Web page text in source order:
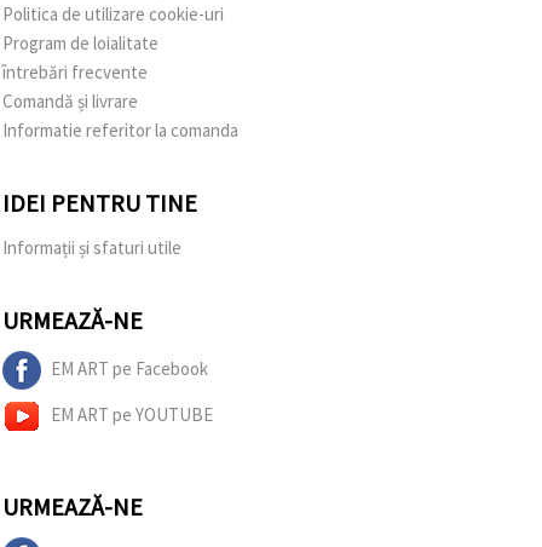
Politica de utilizare cookie-uri
Program de loialitate
întrebări frecvente
Comandă și livrare
Informatie referitor la comanda
IDEI PENTRU TINE
Informații și sfaturi utile
URMEAZĂ-NE
EM ART pe Facebook
EM ART pe YOUTUBE
URMEAZĂ-NE